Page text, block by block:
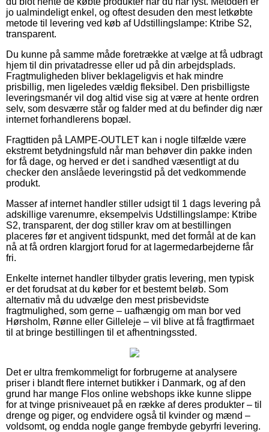
jo ualmindeligt enkel, og oftest desuden den mest letkøbte
metode til levering ved køb af Udstillingslampe: Ktribe S2,
transparent.
Du kunne på samme måde foretrække at vælge at få udbragt
hjem til din privatadresse eller ud på din arbejdsplads.
Fragtmuligheden bliver beklageligvis et hak mindre
prisbillig, men ligeledes vældig fleksibel. Den prisbilligste
leveringsmanér vil dog altid vise sig at være at hente ordren
selv, som desværre står og falder med at du befinder dig nær
internet forhandlerens bopæl.
Fragttiden på LAMPE-OUTLET kan i nogle tilfælde være
ekstremt betydningsfuld når man behøver din pakke inden
for få dage, og herved er det i sandhed væsentligt at du
checker den anslåede leveringstid på det vedkommende
produkt.
Masser af internet handler stiller udsigt til 1 dags levering på
adskillige varenumre, eksempelvis Udstillingslampe: Ktribe
S2, transparent, der dog stiller krav om at bestillingen
placeres før et angivent tidspunkt, med det formål at de kan
nå at få ordren klargjort forud for at lagermedarbejderne får
fri.
Enkelte internet handler tilbyder gratis levering, men typisk
er det forudsat at du køber for et bestemt beløb. Som
alternativ må du udvælge den mest prisbevidste
fragtmulighed, som gerne – uafhængig om man bor ved
Hørsholm, Rønne eller Gilleleje – vil blive at få fragtfirmaet
til at bringe bestillingen til et afhentningssted.
Det er ultra fremkommeligt for forbrugerne at analysere
priser i blandt flere internet butikker i Danmark, og af den
grund har mange Flos online webshops ikke kunne slippe
for at tvinge prisniveauet på en række af deres produkter – til
drenge og piger, og endvidere også til kvinder og mænd –
voldsomt, og endda nogle gange frembyde gebyrfri levering.